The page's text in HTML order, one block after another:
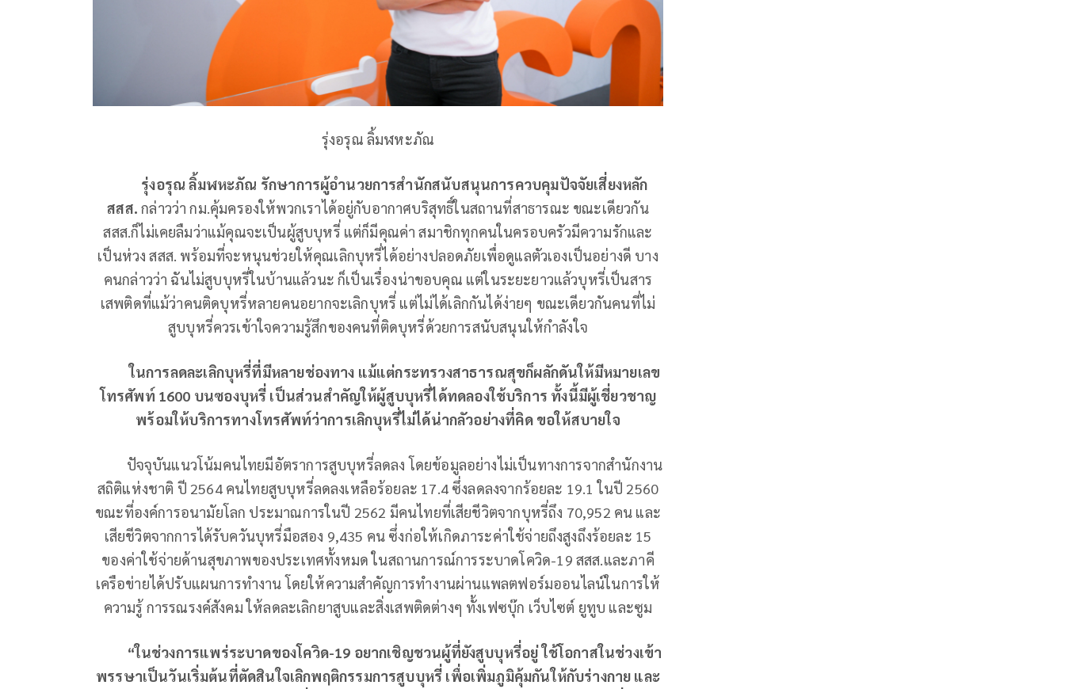
รุ่งอรุณ ลิ้มฬหะภัณ
รุ่งอรุณ ลิ้มฬหะภัณ รักษาการผู้อำนวยการสำนักสนับสนุนการควบคุมปัจจัยเสี่ยงหลัก
สสส. กล่าวว่า กม.คุ้มครองให้พวกเราได้อยู่กับอากาศบริสุทธิ์ในสถานที่สาธารณะ ขณะเดียวกัน
สสส.ก็ไม่เคยลืมว่าแม้คุณจะเป็นผู้สูบบุหรี่ แต่ก็มีคุณค่า สมาชิกทุกคนในครอบครัวมีความรักและ
เป็นห่วง สสส. พร้อมที่จะหนุนช่วยให้คุณเลิกบุหรี่ได้อย่างปลอดภัยเพื่อดูแลตัวเองเป็นอย่างดี บาง
คนกล่าวว่า ฉันไม่สูบบุหรี่ในบ้านแล้วนะ ก็เป็นเรื่องน่าขอบคุณ แต่ในระยะยาวแล้วบุหรี่เป็นสาร
เสพติดที่แม้ว่าคนติดบุหรี่หลายคนอยากจะเลิกบุหรี่ แต่ไม่ได้เลิกกันได้ง่ายๆ ขณะเดียวกันคนที่ไม่
สูบบุหรี่ควรเข้าใจความรู้สึกของคนที่ติดบุหรี่ด้วยการสนับสนุนให้กำลังใจ
ในการลดละเลิกบุหรี่ที่มีหลายช่องทาง แม้แต่กระทรวงสาธารณสุขก็ผลักดันให้มีหมายเลข
โทรศัพท์ 1600 บนซองบุหรี่ เป็นส่วนสำคัญให้ผู้สูบบุหรี่ได้ทดลองใช้บริการ ทั้งนี้มีผู้เชี่ยวชาญ
พร้อมให้บริการทางโทรศัพท์ว่าการเลิกบุหรี่ไม่ได้น่ากลัวอย่างที่คิด ขอให้สบายใจ
ปัจจุบันแนวโน้มคนไทยมีอัตราการสูบบุหรี่ลดลง โดยข้อมูลอย่างไม่เป็นทางการจากสำนักงาน
สถิติแห่งชาติ ปี 2564 คนไทยสูบบุหรี่ลดลงเหลือร้อยละ 17.4 ซึ่งลดลงจากร้อยละ 19.1 ในปี 2560
ขณะที่องค์การอนามัยโลก ประมาณการในปี 2562 มีคนไทยที่เสียชีวิตจากบุหรี่ถึง 70,952 คน และ
เสียชีวิตจากการได้รับควันบุหรี่มือสอง 9,435 คน ซึ่งก่อให้เกิดภาระค่าใช้จ่ายถึงสูงถึงร้อยละ 15
ของค่าใช้จ่ายด้านสุขภาพของประเทศทั้งหมด ในสถานการณ์การระบาดโควิด-19 สสส.และภาคี
เครือข่ายได้ปรับแผนการทำงาน โดยให้ความสำคัญการทำงานผ่านแพลตฟอร์มออนไลน์ในการให้
ความรู้ การรณรงค์สังคม ให้ลดละเลิกยาสูบและสิ่งเสพติดต่างๆ ทั้งเฟซบุ๊ก เว็บไซต์ ยูทูบ และซูม
“ในช่วงการแพร่ระบาดของโควิด-19 อยากเชิญชวนผู้ที่ยังสูบบุหรี่อยู่ ใช้โอกาสในช่วงเข้า
พรรษาเป็นวันเริ่มต้นที่ตัดสินใจเลิกพฤติกรรมการสูบบุหรี่ เพื่อเพิ่มภูมิคุ้มกันให้กับร่างกาย และ